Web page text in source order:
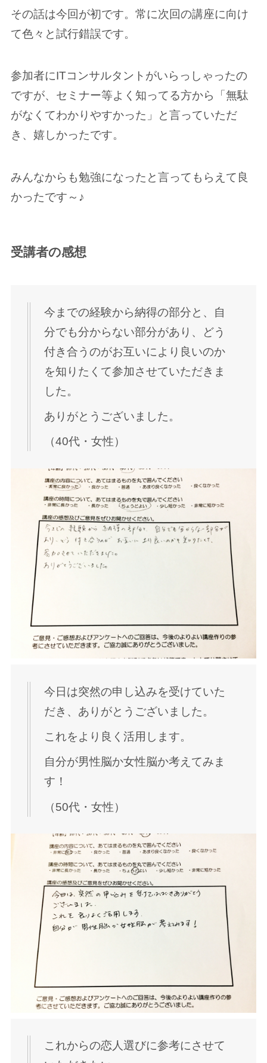
その話は今回が初です。常に次回の講座に向け
て色々と試行錯誤です。
参加者にITコンサルタントがいらっしゃったの
ですが、セミナー等よく知ってる方から「無駄
がなくてわかりやすかった」と言っていただ
き、嬉しかったです。
みんなからも勉強になったと言ってもらえて良
かったです～♪
受講者の感想
今までの経験から納得の部分と、自
分でも分からない部分があり、どう
付き合うのがお互いにより良いのか
を知りたくて参加させていただきま
した。
ありがとうございました。
（40代・女性）
今日は突然の申し込みを受けていた
だき、ありがとうございました。
これをより良く活用します。
自分が男性脳か女性脳か考えてみま
す！
（50代・女性）
これからの恋人選びに参考にさせて